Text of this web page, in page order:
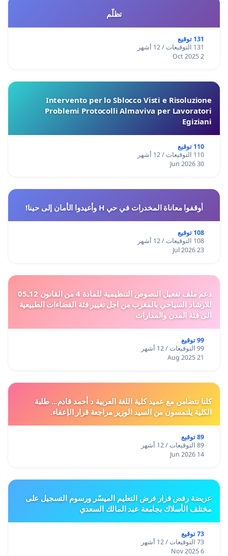
تظلّم
131 توقيع
131 التوقيعات / 12 أشهر
2 Oct 2025
Intervento per lo Sblocco Visti e Risoluzione
Problemi Protocolli Almaviva per Lavoratori
Egiziani
110 توقيع
110 التوقيعات / 12 أشهر
30 Jun 2026
أوقفوا معاناة المخدرات في حي H وأعيدوا الأمان إلى حينا!
108 توقيع
108 التوقيعات / 12 أشهر
23 Jul 2026
دعم ملف تفعيل النصوص التنظيمية للمادة 4 من القانون 12ـ05
للارشاد السياحي بالمغرب من اجل تغيير فئة الفضاءات الطبيعية
الى فئة المدن والمدارات
99 توقيع
99 التوقيعات / 12 أشهر
21 Aug 2025
كلنا نتضامن مع عميد كلية اللغة العربية د أحمد قادم... طلبة
الكلية يلتمسون من السيد الوزير مراجعة قرار الإعفاء.
89 توقيع
89 التوقيعات / 12 أشهر
14 Jun 2026
عريضة رفض قرار فرض التعليم الميسّر ورسوم التسجيل على
مختلف الأسلاك بجامعة عبد المالك السعدي
73 توقيع
73 التوقيعات / 12 أشهر
6 Nov 2025